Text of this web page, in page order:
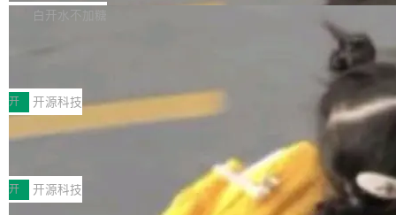
个主 agent 循环，外加一组后台 agent。这些后
库，并将作为transport接入Mooncake TENT。
MPComm将作为一种传输引擎接入Mooncake T
ENT，实现零拷贝传输性能提升30%、非零拷贝
传输性能最高提升5倍。UCL-MPComm底层基
于自研UCL-Engine通信引擎，后续腾讯网平将
持续开源更多基于UCL-Engine的高性能通信组
件。 腾讯网平团队在UCL-MPComm中实现了一
白开水不加糖
型案例入选名单》，深信服“面向企业研发场景的
开源 AI 编程平台 CoStrict 应用”凭借卓越的技术
创新与落地成效成功入选。 全链路私有化部署，
助力企业AI研发安全落地 当前，越来越多企业已
经开始引入 AI Coding 工具，通过调用公有云模
型或企业内部部署模型提升研发效率。但随着 AI
开 开源科技
深信服AI算力网关入选工信部人工智能
前不久，工业和信息化部正式发布《2025年人工
智能应用典型案例名单》，集中展示人工智能在
各领域的应用成果，覆盖技术底座、行业赋能、
开 开源科技